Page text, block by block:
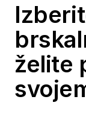
želite